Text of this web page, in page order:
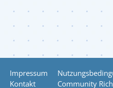
Impressum
Kontakt
Community